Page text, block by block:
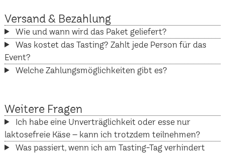
Versand & Bezahlung
Wie und wann wird das Paket geliefert?
Was kostet das Tasting? Zahlt jede Person für das
Event?
Welche Zahlungsmöglichkeiten gibt es?
Weitere Fragen
Ich habe eine Unverträglichkeit oder esse nur
laktosefreie Käse – kann ich trotzdem teilnehmen?
Was passiert, wenn ich am Tasting-Tag verhindert